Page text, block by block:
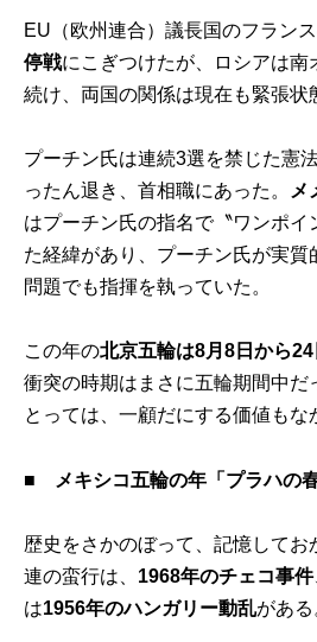
EU（欧州連合）議長国のフラン
停戦にこぎつけたが、ロシアは南
続け、両国の関係は現在も緊張状
プーチン氏は連続3選を禁じた憲
ったん退き、首相職にあった。
メ
はプーチン氏の指名で〝ワンポイ
た経緯があり、プーチン氏が実質
問題でも指揮を執っていた。
この年の北京五輪は8月8日から
衝突の時期はまさに五輪期間中だ
とっては、一顧だにする価値もな
■ メキシコ五輪の年「プラハの
歴史をさかのぼって、記憶してお
連の蛮行は、 1968年のチェコ事件
は1956年のハンガリー動乱があ